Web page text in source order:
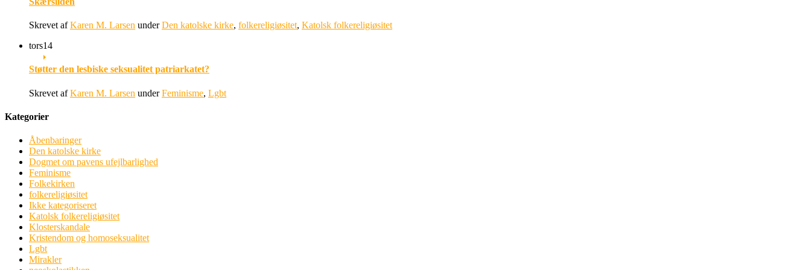
Skrevet afKaren M. Larsen underDen katolske kirke, folkereligiøsitet, Katolsk folkereligiøsitet
tors14
Støtter den lesbiske seksualitet patriarkatet?
Skrevet afKaren M. Larsen underFeminisme, Lgbt
Kategorier
Åbenbaringer
Den katolske kirke
Dogmet om pavens ufejlbarlighed
Feminisme
Folkekirken
folkereligiøsitet
Ikke kategoriseret
Katolsk folkereligiøsitet
Klosterskandale
Kristendom og homoseksualitet
Lgbt
Mirakler